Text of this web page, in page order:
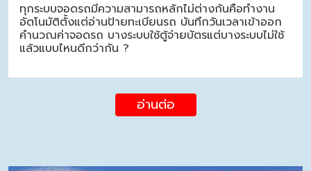
ทุกระบบจอดรถมีความสามารถหลักไม่ต่างกันคือทำงาน
อัตโนมัติตั้งแต่อ่านป้ายทะเบียนรถ บันทึกวันเวลาเข้าออก
คำนวณค่าจอดรถ บางระบบใช้ตู้จ่ายบัตรแต่บางระบบไม่ใช้
แล้วแบบไหนดีกว่ากัน ?
อ่านต่อ